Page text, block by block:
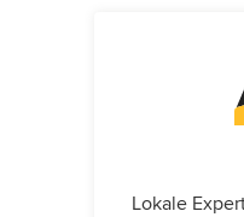
Lokale